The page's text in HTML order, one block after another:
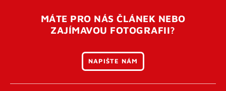
MÁTE PRO NÁS ČLÁNEK NEBO
ZAJÍMAVOU FOTOGRAFII?
NAPIŠTE NÁM